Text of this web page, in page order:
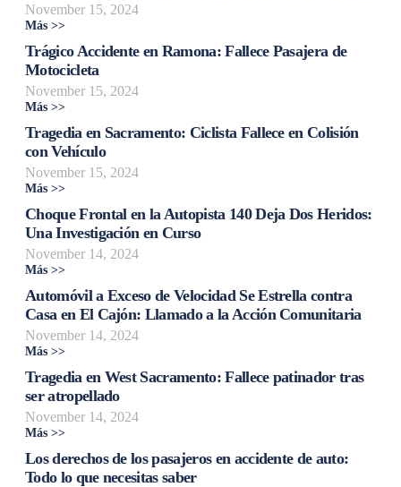
November 15, 2024
Más >>
Trágico Accidente en Ramona: Fallece Pasajera de
Motocicleta
November 15, 2024
Más >>
Tragedia en Sacramento: Ciclista Fallece en Colisión
con Vehículo
November 15, 2024
Más >>
Choque Frontal en la Autopista 140 Deja Dos Heridos:
Una Investigación en Curso
November 14, 2024
Más >>
Automóvil a Exceso de Velocidad Se Estrella contra
Casa en El Cajón: Llamado a la Acción Comunitaria
November 14, 2024
Más >>
Tragedia en West Sacramento: Fallece patinador tras
ser atropellado
November 14, 2024
Más >>
Los derechos de los pasajeros en accidente de auto:
Todo lo que necesitas saber